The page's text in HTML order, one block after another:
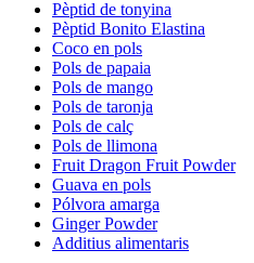
Pèptid de tonyina
Pèptid Bonito Elastina
Coco en pols
Pols de papaia
Pols de mango
Pols de taronja
Pols de calç
Pols de llimona
Fruit Dragon Fruit Powder
Guava en pols
Pólvora amarga
Ginger Powder
Additius alimentaris